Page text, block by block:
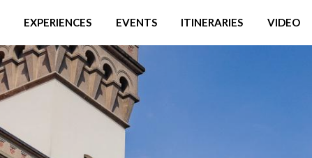
EXPERIENCES EVENTS ITINERARIES VIDEO